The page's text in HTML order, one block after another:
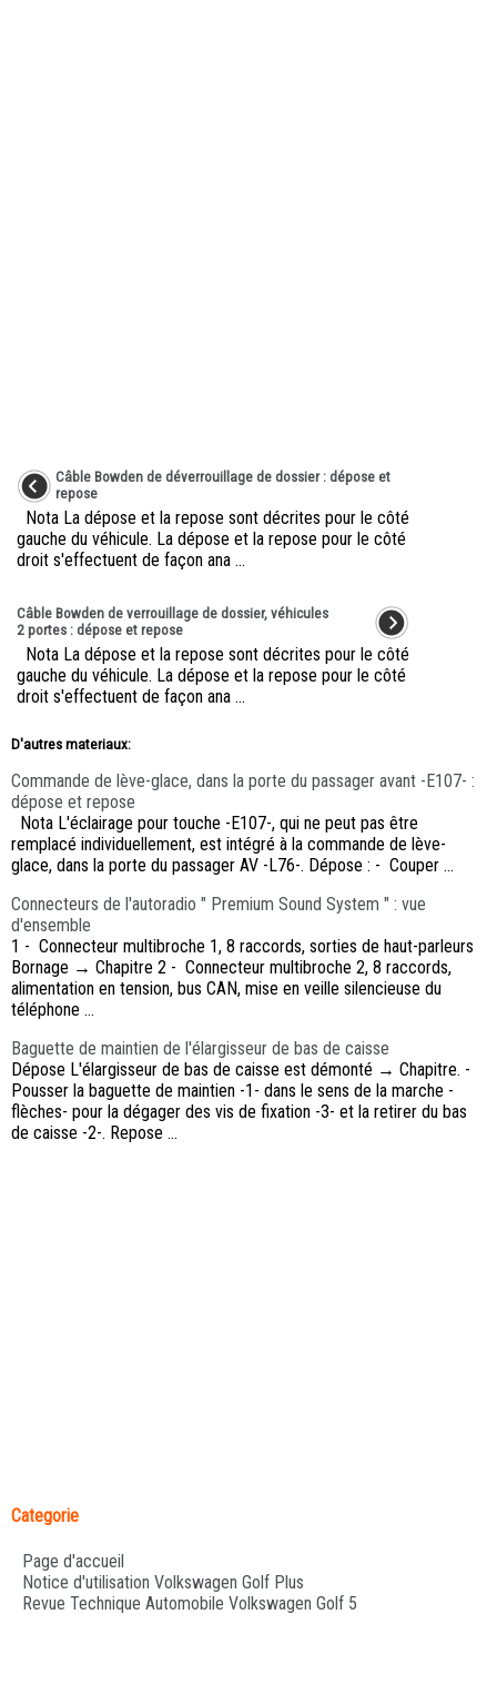
Câble Bowden de déverrouillage de dossier : dépose et
repose
Nota La dépose et la repose sont décrites pour le côté
gauche du véhicule. La dépose et la repose pour le côté
droit s'effectuent de façon ana ...
Câble Bowden de verrouillage de dossier, véhicules
2 portes : dépose et repose
Nota La dépose et la repose sont décrites pour le côté
gauche du véhicule. La dépose et la repose pour le côté
droit s'effectuent de façon ana ...
D'autres materiaux:
Commande de lève-glace, dans la porte du passager avant -E107- :
dépose et repose
Nota L'éclairage pour touche -E107-, qui ne peut pas être
remplacé individuellement, est intégré à la commande de lève-
glace, dans la porte du passager AV -L76-. Dépose : - Couper ...
Connecteurs de l'autoradio " Premium Sound System " : vue
d'ensemble
1 - Connecteur multibroche 1, 8 raccords, sorties de haut-parleurs
Bornage → Chapitre 2 - Connecteur multibroche 2, 8 raccords,
alimentation en tension, bus CAN, mise en veille silencieuse du
téléphone ...
Baguette de maintien de l'élargisseur de bas de caisse
Dépose L'élargisseur de bas de caisse est démonté → Chapitre. -
Pousser la baguette de maintien -1- dans le sens de la marche -
flèches- pour la dégager des vis de fixation -3- et la retirer du bas
de caisse -2-. Repose ...
Categorie
Page d'accueil
Notice d'utilisation Volkswagen Golf Plus
Revue Technique Automobile Volkswagen Golf 5